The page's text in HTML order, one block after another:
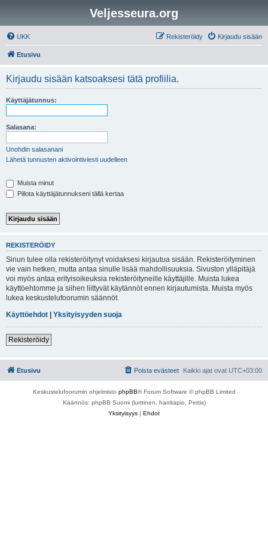
Veljesseura.org
UKK Kirjaudu sisään
Rekisteröidy
Etusivu
Kirjaudu sisään katsoaksesi tätä profiilia.
Käyttäjätunnus:
Salasana:
Unohdin salasanani
Lähetä tunnusten aktivointiviesti uudelleen
Muista minut
Piilota käyttäjätunnukseni tällä kertaa
REKISTERÖIDY
Sinun tulee olla rekisteröitynyt voidaksesi kirjautua sisään. Rekisteröityminen
vie vain hetken, mutta antaa sinulle lisää mahdollisuuksia. Sivuston ylläpitäjä
voi myös antaa erityisoikeuksia rekisteröityneille käyttäjille. Muista lukea
käyttöehtomme ja siihen liittyvät käytännöt ennen kirjautumista. Muista myös
lukea keskustelufoorumin säännöt.
Käyttöehdot | Yksityisyyden suoja
Rekisteröidy
Etusivu Kaikki ajat ovat UTC+03:00
Poista evästeet
Keskustelufoorumin ohjelmisto phpBB® Forum Software © phpBB Limited
Käännös: phpBB Suomi (lurttinen, harritapio, Pettis)
Yksityisyys | Ehdot